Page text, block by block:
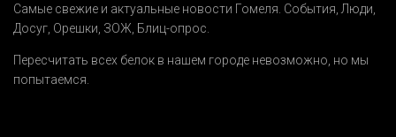
Самые свежие и актуальные новости Гомеля. События Люди
Досуг Орешки ЗОЖ Блиц-опрос
Пересчитать всех белок в нашем городе невозможно, но мы
попытаемся.